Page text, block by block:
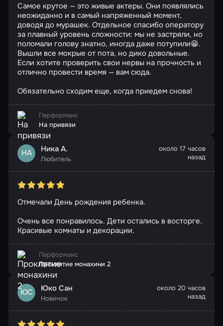
Самое крутое — это живые актеры. Они появлялись
неожиданно и в самый напряженный момент,
доводя до мурашек. Отдельное спасибо оператору
за плавный уровень сложности: мы не застряли, но
поломали голову знатно, иногда даже потупили😁.
Вышли все мокрые от пота, но дико довольные.
Если хотите проверить свои нервы на прочность и
отлично провести время — вам сюда.
Обязательно сходим еще, когда приедем снова!
Перформанс
На привязи
НА Ника А.
Любитель
около 17 часов
назад
Отмечали День рождения ребенка.
Очень все понравилось. Дети остались в восторге.
Красивые комнаты и декорации.
Перформанс
Проклятие монахини 2
ЮС Юко Сан
Новичок
около 20 часов
назад